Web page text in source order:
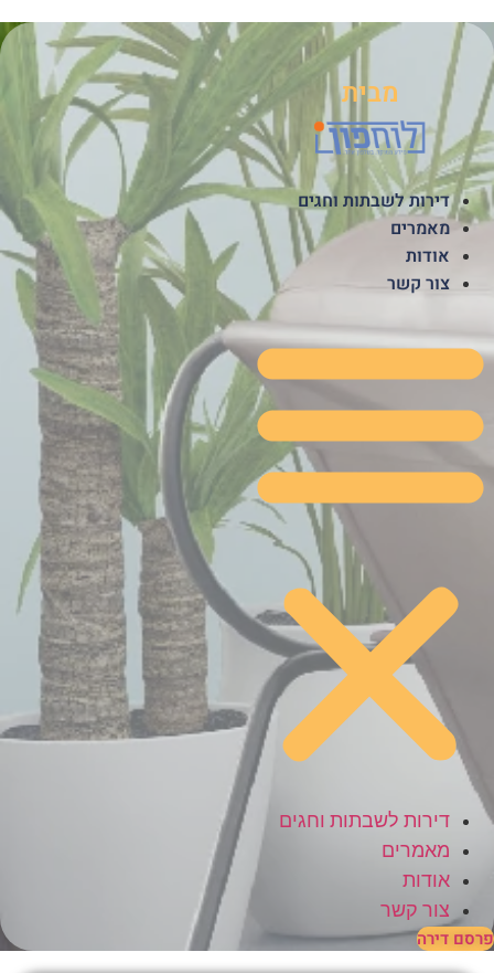
לתוכן
מבית
דירות לשבתות וחגים
מאמרים
אודות
צור קשר
דירות לשבתות וחגים
מאמרים
אודות
צור קשר
פרסם דירה